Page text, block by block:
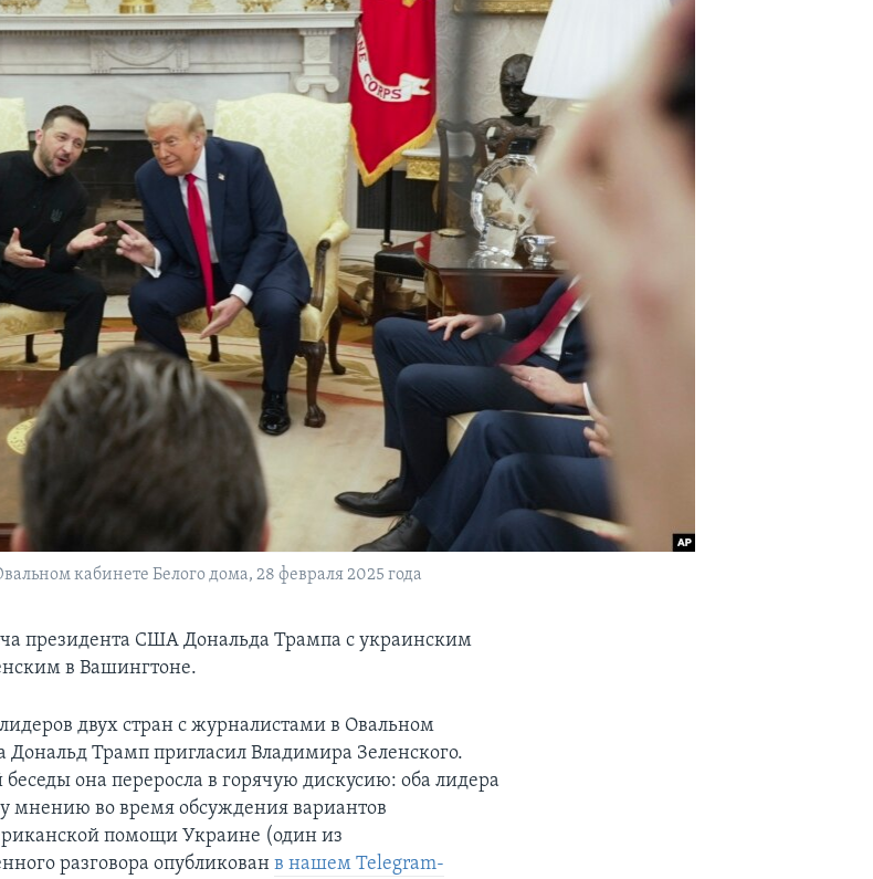
кабинете Белого дома, 28 февраля 2025 года
президента США Дональда Трампа с украинским
в Вашингтоне.
двух стран с журналистами в Овальном
Дональд Трамп пригласил Владимира Зеленского.
она переросла в горячую дискусию: оба лидера
мнению во время обсуждения вариантов
помощи Украине (один из
разговора опубликованв нашем Telegram-